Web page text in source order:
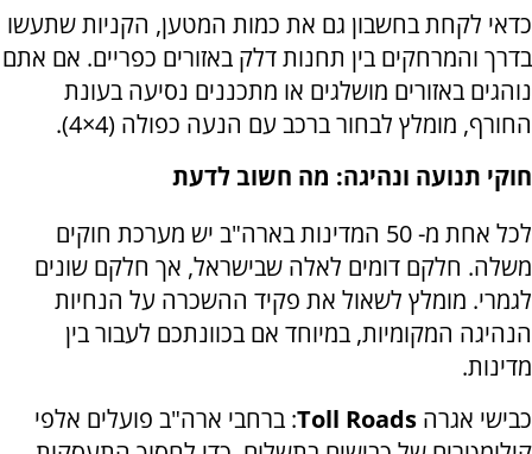
כדאי לקחת בחשבון גם את כמות המטען, הקניות שתעשו
בדרך והמרחקים בין תחנות דלק באזורים כפריים. אם אתם
נוהגים באזורים מושלגים או מתכננים נסיעה בעונת
החורף, מומלץ לבחור ברכב עם הנעה כפולה (4×4).
חוקי תנועה ונהיגה: מה חשוב לדעת
לכל אחת מ- 50 המדינות בארה"ב יש מערכת חוקים
משלה. חלקם דומים לאלה שבישראל, אך חלקם שונים
לגמרי. מומלץ לשאול את פקיד ההשכרה על הנחיות
הנהיגה המקומיות, במיוחד אם בכוונתכם לעבור בין
מדינות.
כבישי אגרה Toll Roads: ברחבי ארה"ב פועלים אלפי